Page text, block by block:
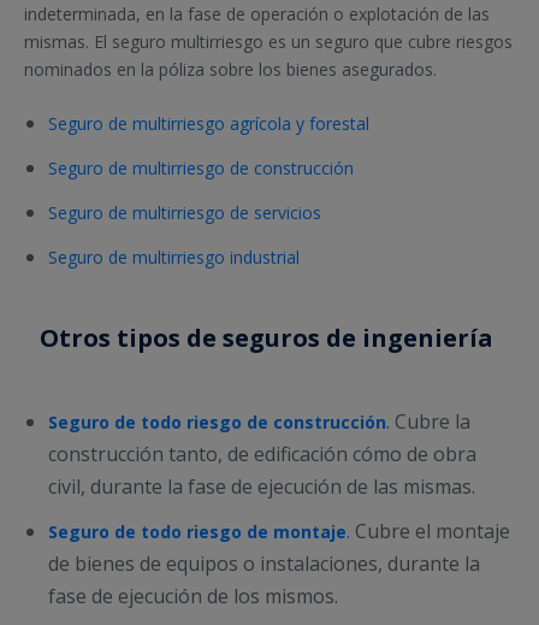
indeterminada, en la fase de operación o explotación de las
mismas. El seguro multirriesgo es un seguro que cubre riesgos
nominados en la póliza sobre los bienes asegurados.
Seguro de multirriesgo agrícola y forestal
Seguro de multirriesgo de construcción
Seguro de multirriesgo de servicios
Seguro de multirriesgo industrial
Otros tipos de seguros de ingeniería
Seguro de todo riesgo de construcción. Cubre la
construcción tanto, de edificación cómo de obra
civil, durante la fase de ejecución de las mismas.
Seguro de todo riesgo de montaje. Cubre el montaje
de bienes de equipos o instalaciones, durante la
fase de ejecución de los mismos.